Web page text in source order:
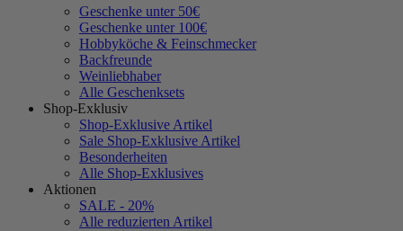
Geschenke unter 50€
Geschenke unter 100€
Hobbyköche & Feinschmecker
Backfreunde
Weinliebhaber
Alle Geschenksets
Shop-Exklusiv
Shop-Exklusive Artikel
Sale Shop-Exklusive Artikel
Besonderheiten
Alle Shop-Exklusives
Aktionen
SALE - 20%
Alle reduzierten Artikel